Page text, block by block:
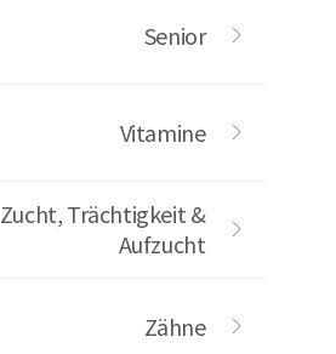
Senior
Vitamine
Zucht, Trächtigkeit &
Aufzucht
Zähne